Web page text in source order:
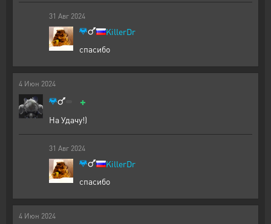
31 Авг 2024
KillerDr
спасибо
4 Июн 2024
+
На Удачу!)
31 Авг 2024
KillerDr
спасибо
4 Июн 2024